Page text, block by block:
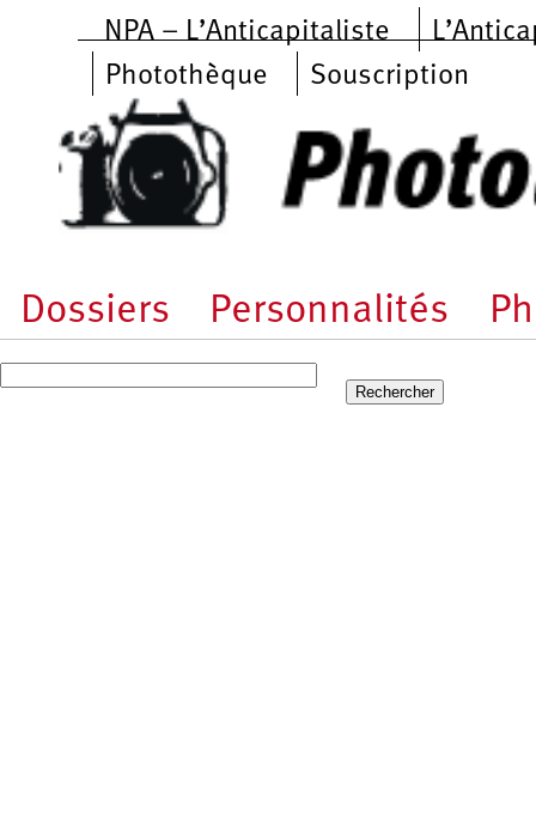
Aller au contenu principal
NPA – L’Anticapitaliste
Photothèque
Souscription
Dossiers Personnalités